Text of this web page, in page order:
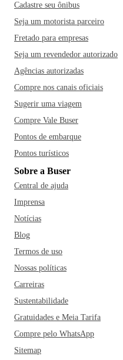
Cadastre seu ônibus
Seja um motorista parceiro
Fretado para empresas
Seja um revendedor autorizado
Agências autorizadas
Compre nos canais oficiais
Sugerir uma viagem
Compre Vale Buser
Pontos de embarque
Pontos turísticos
Sobre a Buser
Central de ajuda
Imprensa
Notícias
Blog
Termos de uso
Nossas políticas
Carreiras
Sustentabilidade
Gratuidades e Meia Tarifa
Compre pelo WhatsApp
Sitemap